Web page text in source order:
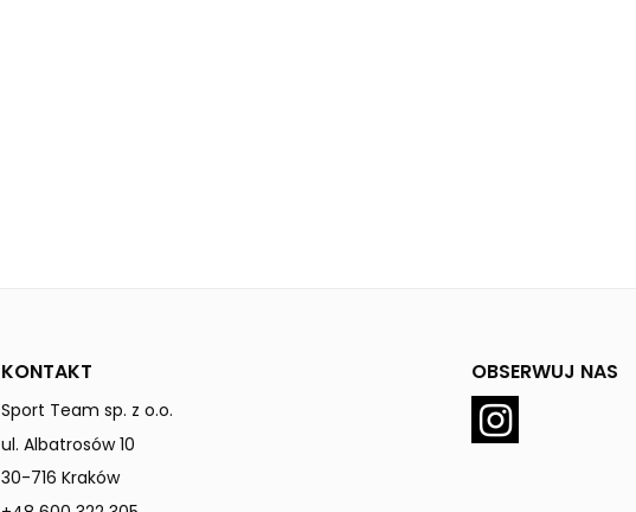
KONTAKT
Sport Team sp. z o.o.
ul. Albatrosów 10
30-716 Kraków
OBSERWUJ NAS